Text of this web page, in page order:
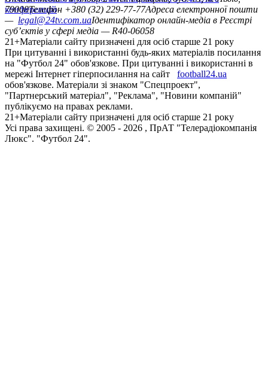
конференцій
79008Телефон +380 (32) 229-77-77Адреса електронної пошти
— legal@24tv.com.uaІдентифікатор онлайн-медіа в Реєстрі
суб’єктів у сфері медіа — R40-06058
21+Матеріали сайту призначені для осіб старше 21 року
При цитуванні і використанні будь-яких матеріалів посилання
на "Футбол 24" обов'язкове. При цитуванні і використанні в
мережі Інтернет гіперпосилання на сайт
football24.ua
обов'язкове. Матеріали зі знаком "Спецпроект",
"Партнерський матеріал", "Реклама", "Новини компаній"
публікуємо на правах реклами.
21+Матеріали сайту призначені для осіб старше 21 року
Усi права захищенi. © 2005 - 2026 , ПрАТ "Телерадіокомпанія
Люкс". "Футбол 24".